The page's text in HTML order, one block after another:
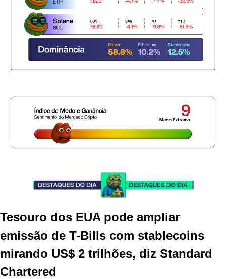
Tesouro dos EUA pode ampliar
emissão de T-Bills com stablecoins
mirando US$ 2 trilhões, diz Standard
Chartered